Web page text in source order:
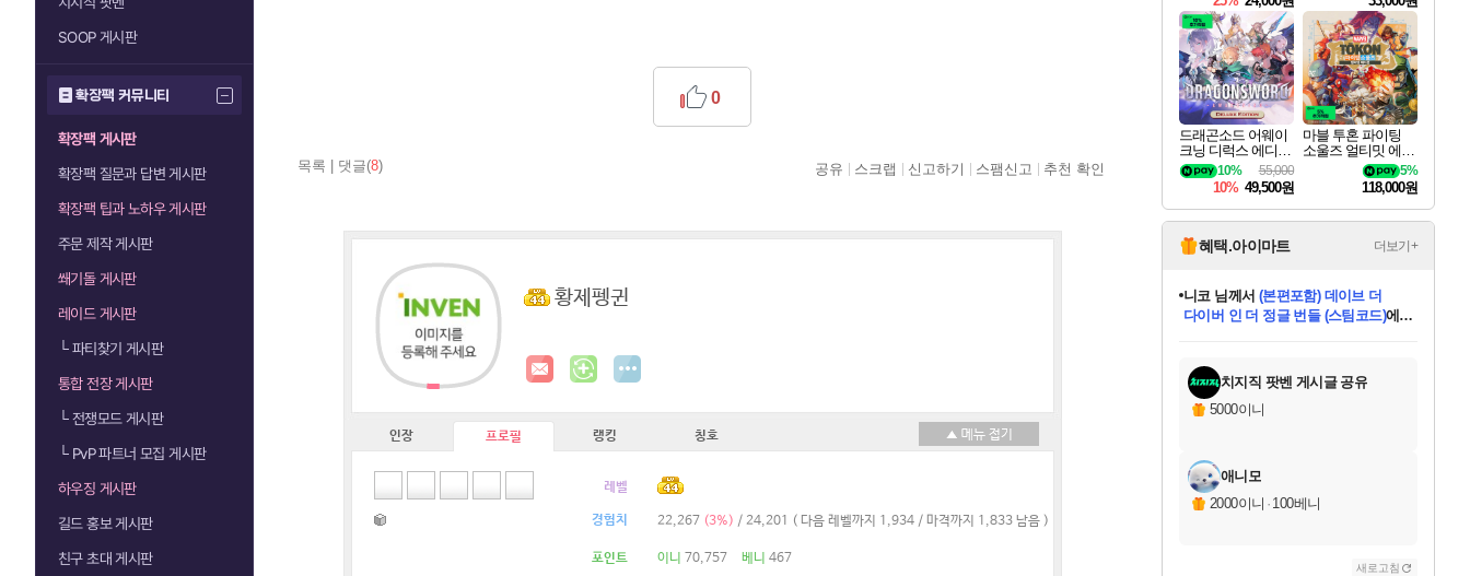
SOOP 게시판
확장팩 커뮤니티
확장팩 게시판
확장팩 질문과 답변 게시판
확장팩 팁과 노하우 게시판
주문 제작 게시판
쐐기돌 게시판
레이드 게시판
└파티찾기 게시판
통합 전장 게시판
└전쟁모드 게시판
└PvP 파트너 모집 게시판
하우징 게시판
길드 홍보 게시판
친구 초대 게시판
목록 댓글(8)
0
공유 스크랩 신고하기 스팸신고 추천 확인
황제펭귄
인장 프로필 랭킹 칭호
레벨
경험치 22,267 (3%) / 24,201 ( 다음 레벨까지 1,934 / 마격까지 1,833 남음 )
포인트 이니 70,757 베니 467
드래곤소드 어웨이
크닝 디럭스 에디션
DragonSword Awake
ning Deluxe Edition
55,000
10%
10% 49,500원
마블 투혼 파이팅
소울즈 얼티밋 에디
션 MARVEL Tokon
Fighting Souls Ultima
5%
118,000원
혜택.아이마트 더보기+
교환.
당첨되셨습니다.
니코님께서 (본편포함) 데이브 더
다이버 인 더 정글 번들 (스팀코드)에
당첨되셨습니다.
당첨되셨습니다.
당첨되셨습니다.
당첨되셨습니다.
당첨되셨습니다.
에디션 (스팀코드)를 교환.
당첨되셨습니다.
치지직 팟벤 게시글 공유
5000이니
애니모
2000이니 · 100베니
새로고침